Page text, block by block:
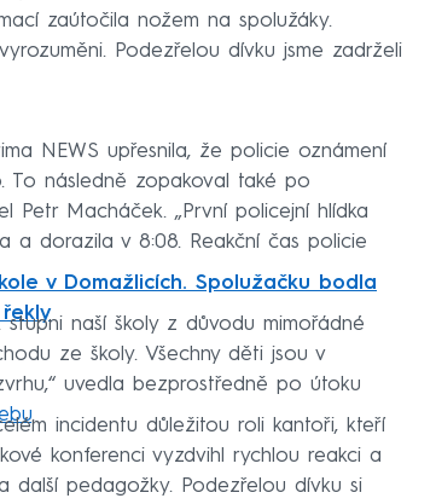
zaútočila nožem na spolužáky.
Podezřelou dívku jsme zadrželi
NEWS upřesnila, že policie oznámení
To následně zopakoval také po
Petr Macháček. „První policejní hlídka
a dorazila v 8:08. Reakční čas policie
v Domažlicích. Spolužačku bodla
naší školy z důvodu mimořádné
ze školy. Všechny děti jsou v
uvedla bezprostředně po útoku
.
incidentu důležitou roli kantoři, kteří
konferenci vyzdvihl rychlou reakci a
další pedagožky. Podezřelou dívku si